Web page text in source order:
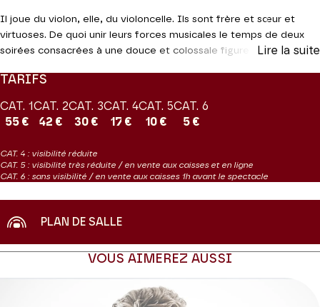
Il joue du violon, elle, du violoncelle. Ils sont frère et sœur et
virtuoses. De quoi unir leurs forces musicales le temps de deux
soirées consacrées à une douce et colossale figure du
Tetzlaff retrouveront pour ce premier concert le fameux
essai fut si parfait qu’on alla jusqu’à le qualifier de « 10
de Beethoven ».
Lire la suite
TARIFS
CAT. 1
55 €
CAT. 2
42 €
CAT. 3
30 €
CAT. 4
17 €
CAT. 5
10 €
CAT. 6
5 €
CAT. 4 : visibilité réduite
CAT. 5 : visibilité très réduite / en vente aux caisses et en ligne
CAT. 6 : sans visibilité / en vente aux caisses 1h avant le spectacle
PLAN DE SALLE
VOUS AIMEREZ AUSSI